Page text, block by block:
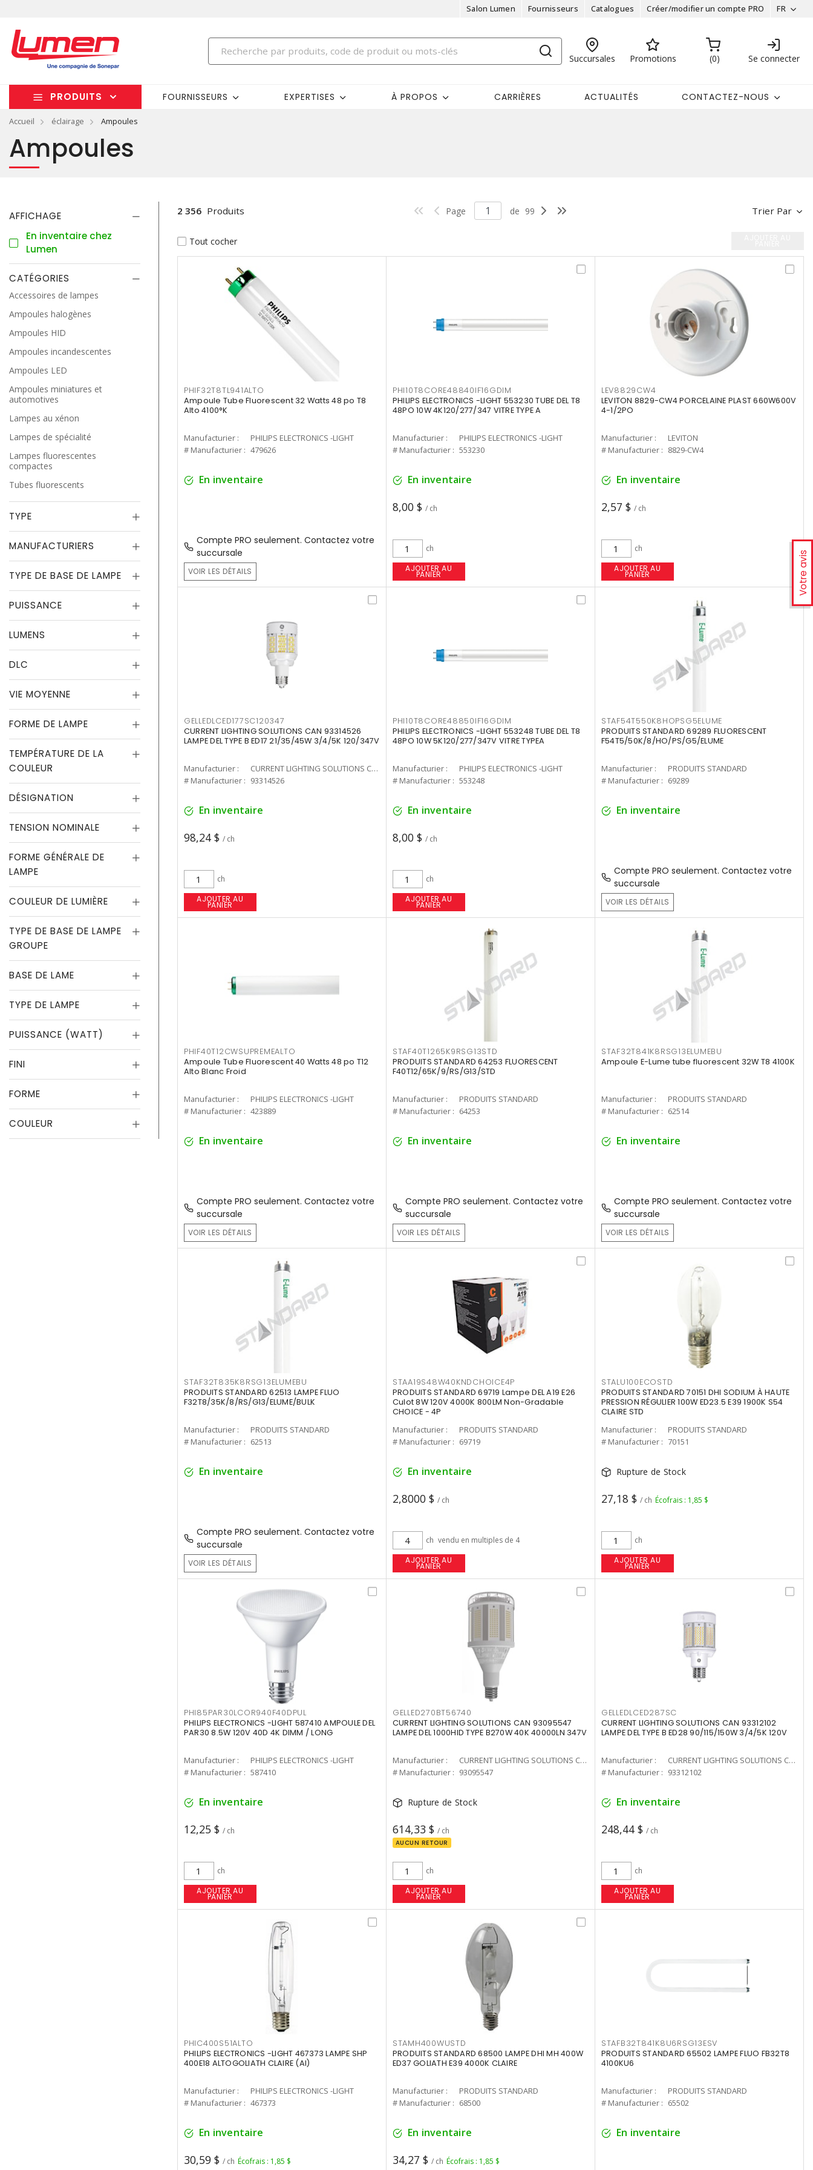
Salon Lumen Fournisseurs Catalogues Créer/modifier un compte PRO FR
Succursales Promotions 0 Se connecter
PRODUITS FOURNISSEURS EXPERTISES À PROPOS CARRIÈRES ACTUALITÉS CONTACTEZ-NOUS
Accueil éclairage Ampoules
Votre avis
Ampoules
AFFICHAGE
En inventaire chez
Lumen
CATÉGORIES
Accessoires de lampes
Ampoules halogènes
Ampoules HID
Ampoules incandescentes
Ampoules LED
Ampoules miniatures et
automotives
Lampes au xénon
Lampes de spécialité
Lampes fluorescentes
compactes
Tubes fluorescents
TYPE
MANUFACTURIERS
TYPE DE BASE DE LAMPE
PUISSANCE
LUMENS
DLC
VIE MOYENNE
FORME DE LAMPE
TEMPÉRATURE DE LA
COULEUR
DÉSIGNATION
TENSION NOMINALE
FORME GÉNÉRALE DE
LAMPE
COULEUR DE LUMIÈRE
TYPE DE BASE DE LAMPE
GROUPE
BASE DE LAME
TYPE DE LAMPE
PUISSANCE (WATT)
FINI
FORME
COULEUR
Trier Par
2 356 Produits Page de 99
Tout cocher
PHIF32T8TL941ALTO
Ampoule Tube Fluorescent 32 Watts 48 po T8
Alto 4100°K
Manufacturier :
PHILIPS ELECTRONICS -LIGHT
# Manufacturier : 479626
En inventaire
Compte PRO seulement. Contactez votre
succursale
VOIR LES DÉTAILS
PHI10T8CORE48840IF16GDIM
PHILIPS ELECTRONICS -LIGHT 553230 TUBE DEL T8
48PO 10W 4K120/277/347 VITRE TYPE A
Manufacturier :
PHILIPS ELECTRONICS -LIGHT
# Manufacturier : 553230
En inventaire
8,00 $ / ch
ch
AJOUTER AU
PANIER
LEV8829CW4
LEVITON 8829-CW4 PORCELAINE PLAST 660W600V
4-1/2PO
Manufacturier :
LEVITON
# Manufacturier : 8829-CW4
En inventaire
2,57 $ / ch
ch
AJOUTER AU
PANIER
GELLEDLCED177SC120347
CURRENT LIGHTING SOLUTIONS CAN 93314526
LAMPE DEL TYPE B ED17 21/35/45W 3/4/5K 120/347V
Manufacturier :
CURRENT LIGHTING SOLUTIONS CAN
# Manufacturier : 93314526
En inventaire
98,24 $ / ch
ch
AJOUTER AU
PANIER
PHI10T8CORE48850IF16GDIM
PHILIPS ELECTRONICS -LIGHT 553248 TUBE DEL T8
48PO 10W 5K120/277/347V VITRE TYPEA
Manufacturier :
PHILIPS ELECTRONICS -LIGHT
# Manufacturier : 553248
En inventaire
8,00 $ / ch
ch
AJOUTER AU
PANIER
STAF54T550K8HOPSG5ELUME
PRODUITS STANDARD 69289 FLUORESCENT
F54T5/50K/8/HO/PS/G5/ELUME
Manufacturier :
PRODUITS STANDARD
# Manufacturier : 69289
En inventaire
Compte PRO seulement. Contactez votre
succursale
VOIR LES DÉTAILS
PHIF40T12CWSUPREMEALTO
Ampoule Tube Fluorescent 40 Watts 48 po T12
Alto Blanc Froid
Manufacturier :
PHILIPS ELECTRONICS -LIGHT
# Manufacturier : 423889
En inventaire
Compte PRO seulement. Contactez votre
succursale
VOIR LES DÉTAILS
STAF40T1265K9RSG13STD
PRODUITS STANDARD 64253 FLUORESCENT
F40T12/65K/9/RS/G13/STD
Manufacturier :
PRODUITS STANDARD
# Manufacturier : 64253
En inventaire
Compte PRO seulement. Contactez votre
succursale
VOIR LES DÉTAILS
STAF32T841K8RSG13ELUMEBU
Ampoule E-Lume tube fluorescent 32W T8 4100K
Manufacturier :
PRODUITS STANDARD
# Manufacturier : 62514
En inventaire
Compte PRO seulement. Contactez votre
succursale
VOIR LES DÉTAILS
STAF32T835K8RSG13ELUMEBU
PRODUITS STANDARD 62513 LAMPE FLUO
F32T8/35K/8/RS/G13/ELUME/BULK
Manufacturier :
PRODUITS STANDARD
# Manufacturier : 62513
En inventaire
Compte PRO seulement. Contactez votre
succursale
VOIR LES DÉTAILS
STAA19S48W40KNDCHOICE4P
PRODUITS STANDARD 69719 Lampe DEL A19 E26
Culot 8W 120V 4000K 800LM Non-Gradable
CHOICE - 4P
Manufacturier :
PRODUITS STANDARD
# Manufacturier : 69719
En inventaire
2,8000 $ / ch
ch vendu en multiples de 4
AJOUTER AU
PANIER
STALU100ECOSTD
PRODUITS STANDARD 70151 DHI SODIUM À HAUTE
PRESSION RÉGULIER 100W ED23.5 E39 1900K S54
CLAIRE STD
Manufacturier :
PRODUITS STANDARD
# Manufacturier : 70151
Rupture de Stock
27,18 $ / ch Écofrais : 1,85 $
ch
AJOUTER AU
PANIER
PHI85PAR30LCOR940F40DPUL
PHILIPS ELECTRONICS -LIGHT 587410 AMPOULE DEL
PAR30 8.5W 120V 40D 4K DIMM / LONG
Manufacturier :
PHILIPS ELECTRONICS -LIGHT
# Manufacturier : 587410
En inventaire
12,25 $ / ch
ch
AJOUTER AU
PANIER
GELLED270BT56740
CURRENT LIGHTING SOLUTIONS CAN 93095547
LAMPE DEL 1000HID TYPE B270W 40K 40000LN 347V
Manufacturier :
CURRENT LIGHTING SOLUTIONS CAN
# Manufacturier : 93095547
Rupture de Stock
614,33 $ / ch
AUCUN RETOUR
ch
AJOUTER AU
PANIER
GELLEDLCED287SC
CURRENT LIGHTING SOLUTIONS CAN 93312102
LAMPE DEL TYPE B ED28 90/115/150W 3/4/5K 120V
Manufacturier :
CURRENT LIGHTING SOLUTIONS CAN
# Manufacturier : 93312102
En inventaire
248,44 $ / ch
ch
AJOUTER AU
PANIER
PHIC400S51ALTO
PHILIPS ELECTRONICS -LIGHT 467373 LAMPE SHP
400E18 ALTOGOLIATH CLAIRE (AI)
Manufacturier :
PHILIPS ELECTRONICS -LIGHT
# Manufacturier : 467373
En inventaire
30,59 $ / ch Écofrais : 1,85 $
STAMH400WUSTD
PRODUITS STANDARD 68500 LAMPE DHI MH 400W
ED37 GOLIATH E39 4000K CLAIRE
Manufacturier :
PRODUITS STANDARD
# Manufacturier : 68500
En inventaire
34,27 $ / ch Écofrais : 1,85 $
STAFB32T841K8U6RSG13ESV
PRODUITS STANDARD 65502 LAMPE FLUO FB32T8
4100KU6
Manufacturier :
PRODUITS STANDARD
# Manufacturier : 65502
En inventaire